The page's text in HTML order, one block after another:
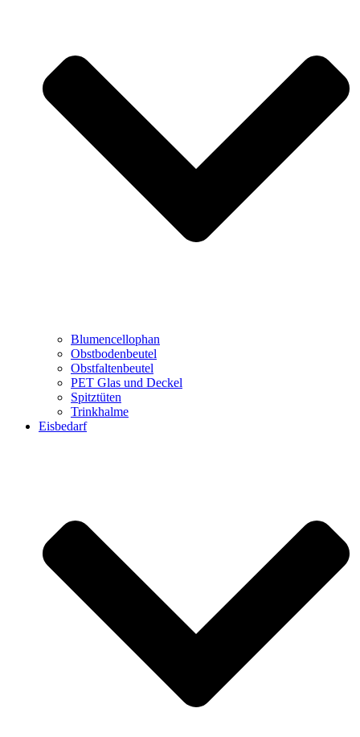
Blumencellophan
Obstbodenbeutel
Obstfaltenbeutel
PET Glas und Deckel
Spitztüten
Trinkhalme
Eisbedarf